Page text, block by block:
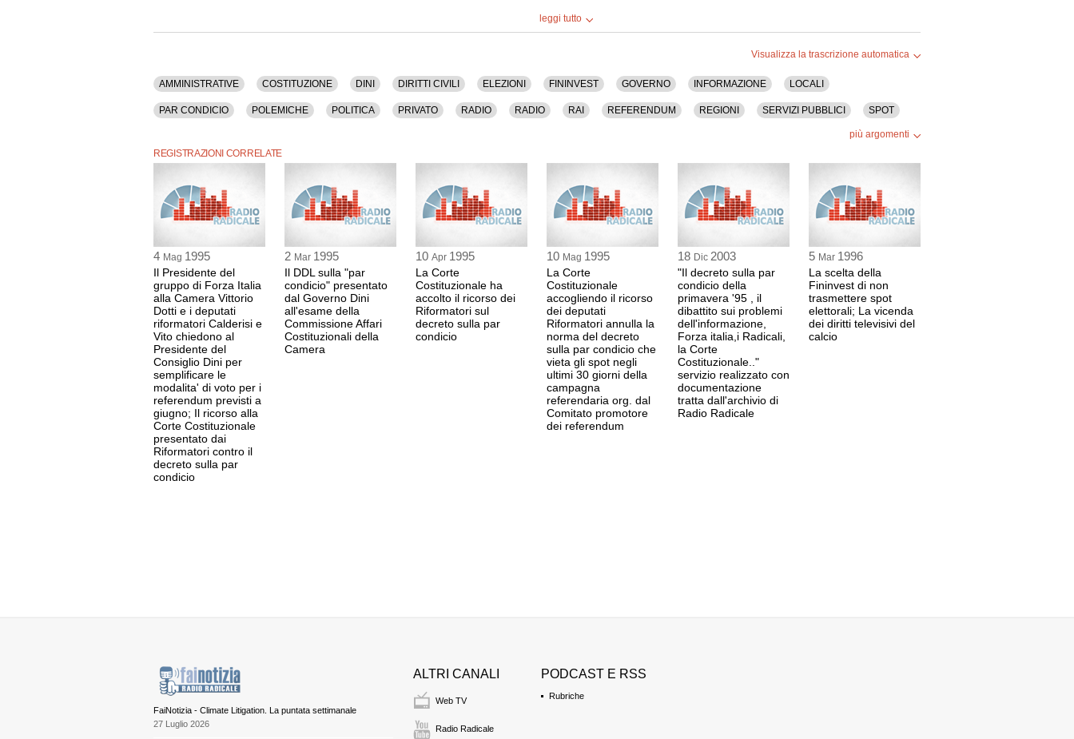
leggi tutto
Visualizza la trascrizione automatica
AMMINISTRATIVE COSTITUZIONE DINI DIRITTI CIVILI ELEZIONI FININVEST GOVERNO INFORMAZIONE LOCALI
PAR CONDICIO POLEMICHE POLITICA PRIVATO RADIO RADIO RAI REFERENDUM REGIONI SERVIZI PUBBLICI SPOT
più argomenti
REGISTRAZIONI CORRELATE
4 Mag 1995
Il Presidente del
gruppo di Forza Italia
alla Camera Vittorio
Dotti e i deputati
riformatori Calderisi e
Vito chiedono al
Presidente del
Consiglio Dini per
semplificare le
modalita' di voto per i
referendum previsti a
giugno; Il ricorso alla
Corte Costituzionale
presentato dai
Riformatori contro il
decreto sulla par
condicio
2 Mar 1995
Il DDL sulla "par
condicio" presentato
dal Governo Dini
all'esame della
Commissione Affari
Costituzionali della
Camera
10 Apr 1995
La Corte
Costituzionale ha
accolto il ricorso dei
Riformatori sul
decreto sulla par
condicio
10 Mag 1995
La Corte
Costituzionale
accogliendo il ricorso
dei deputati
Riformatori annulla la
norma del decreto
sulla par condicio che
vieta gli spot negli
ultimi 30 giorni della
campagna
referendaria org. dal
Comitato promotore
dei referendum
18 Dic 2003
"Il decreto sulla par
condicio della
primavera '95 , il
dibattito sui problemi
dell'informazione,
Forza italia,i Radicali,
la Corte
Costituzionale.."
servizio realizzato con
documentazione
tratta dall'archivio di
Radio Radicale
5 Mar 1996
La scelta della
Fininvest di non
trasmettere spot
elettorali; La vicenda
dei diritti televisivi del
calcio
FaiNotizia - Climate Litigation. La puntata settimanale
27 Luglio 2026
ALTRI CANALI
Web TV
Radio Radicale
PODCAST E RSS
Rubriche